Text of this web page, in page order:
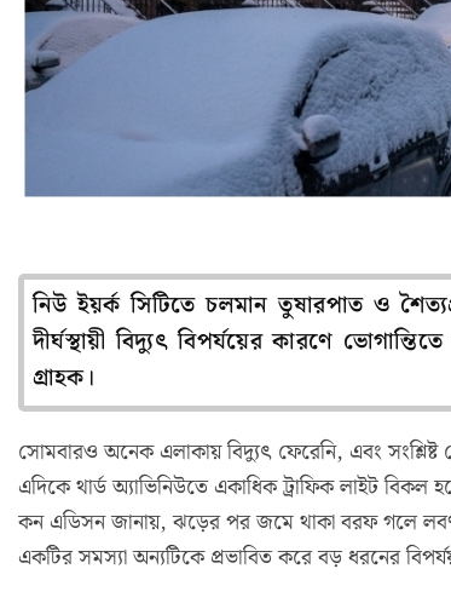
নিউ ইয়র্ক সিটিতে চলমান তুষারপাত ও
দীর্ঘস্থায়ী বিদ্যুৎ বিপর্যয়ের কারণে
গ্রাহক।
সোমবারও অনেক এলাকায় বিদ্যুৎ ফেরেনি, এবং
এদিকে থার্ড অ্যাভিনিউতে একাধিক ট্রাফিক লাইট বিকল
কন এডিসন জানায়, ঝড়ের পর জমে থাকা বরফ গলে
একটির সমস্যা অন্যটিকে প্রভাবিত করে বড় ধরনের